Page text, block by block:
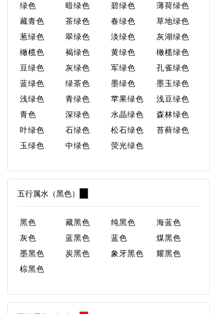
绿色 暗绿色 碧绿色
薄荷绿色
藏青色
茶绿色 春绿色
草地绿色
葱绿色
翠绿色 淡绿色
灰湖绿色
橄榄色
褐绿色 黄绿色
橄榄绿色
豆绿色
灰绿色 军绿色
孔雀绿色
蓝绿色
绿茶色 墨绿色
墨玉绿色
浅绿色
青绿色 苹果绿色
浅豆绿色
青色
深绿色 水晶绿色
森林绿色
叶绿色
石绿色 松石绿色
苔藓绿色
玉绿色
中绿色 荧光绿色
五行属水（黑色）
黑色 藏黑色 纯黑色
海蓝色
灰色
蓝黑色 蓝色
煤黑色
墨黑色
炭黑色 象牙黑色
耀黑色
棕黑色